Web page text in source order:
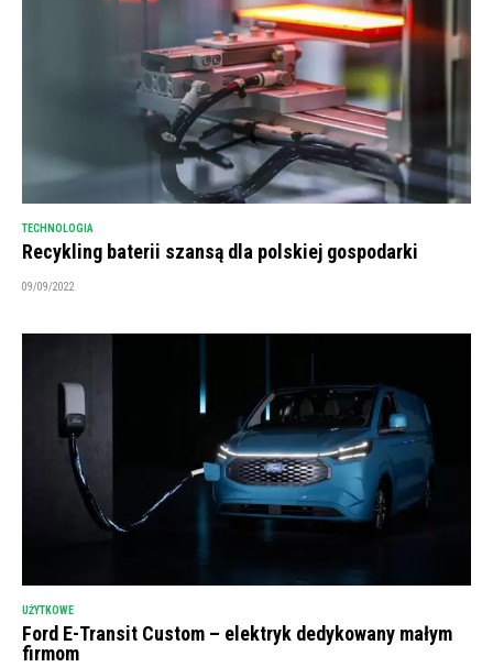
TECHNOLOGIA
Recykling baterii szansą dla polskiej gospodarki
09/09/2022
UŻYTKOWE
Ford E-Transit Custom – elektryk dedykowany małym
firmom